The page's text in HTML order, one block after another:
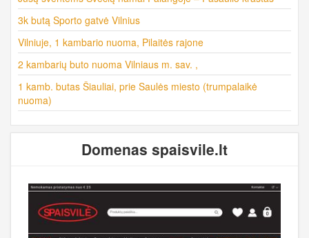
3k butą Sporto gatvė Vilnius
Vilniuje, 1 kambario nuoma, Pilaitės rajone
2 kambarių buto nuoma Vilniaus m. sav. ,
1 kamb. butas Šiauliai, prie Saulės miesto (trumpalaikė
nuoma)
Domenas spaisvile.lt